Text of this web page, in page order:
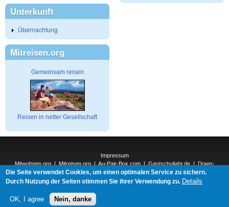
Unterkunft
Übernachtung
Mitreisen.org
Gemeinsam reisen
Reisen in netter Gesellschaft
Impressum
Mitwohnen.org | Mitreisen.org | Au-Pair-Box.com | Gastschuljahr.de | Down-
Under.org |Elderpair.com|
Interconnections-Verlag.de|Natur-und-Umwelt.org|ReiseTops.com|
Die Seite verwendet Cookies, um einen optimalen Service zu sichern.
Durch Nutzung der Seiten stimmen Sie ihrer Verwendung zu. Details
OK, I agree Nein, danke